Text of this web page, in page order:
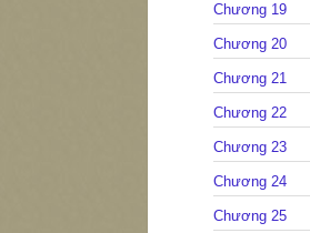
Chương 19
Chương 20
Chương 21
Chương 22
Chương 23
Chương 24
Chương 25